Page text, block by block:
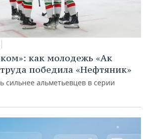
как молодежь «Ак
победила «Нефтяник»
сильнее альметьевцев в серии